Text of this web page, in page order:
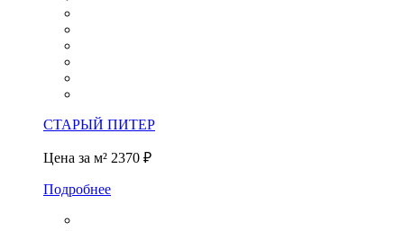
СТАРЫЙ ПИТЕР
Цена за м² 2370 ₽
Подробнее